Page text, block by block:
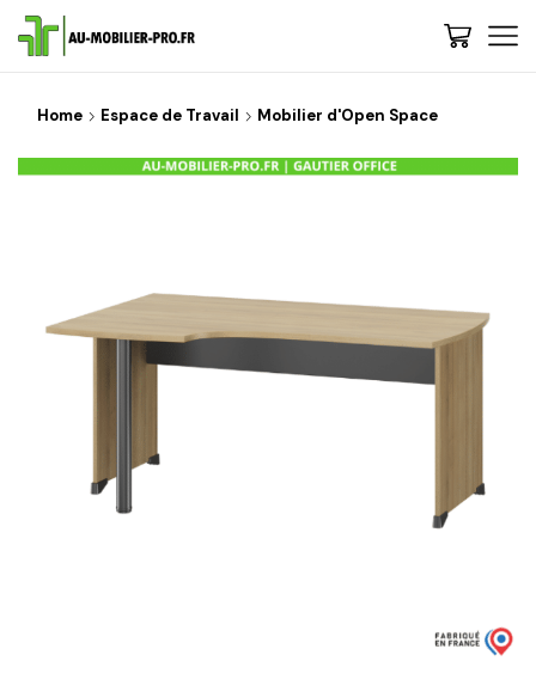
Home Espace de Travail Mobilier d'Open Space